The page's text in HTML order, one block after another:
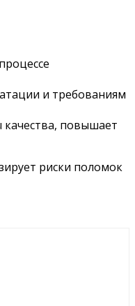
и требованиям
повышает
риски поломок